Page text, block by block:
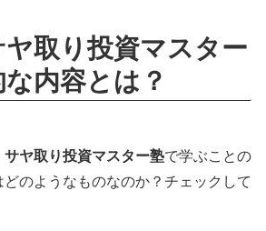
取り投資マスター
内容とは？
サヤ取り投資マスター塾で学ぶことの
のようなものなのか？チェックして